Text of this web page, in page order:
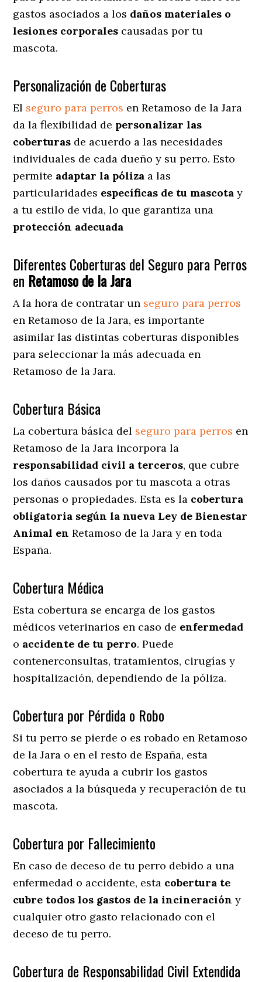
gastos asociados a los daños materiales o
lesiones corporales causadas por tu
mascota.
Personalización de Coberturas
El seguro para perros en Retamoso de la Jara
da la flexibilidad de personalizar las
coberturas de acuerdo a las necesidades
individuales de cada dueño y su perro. Esto
permite adaptar la póliza a las
particularidades específicas de tu mascota y
a tu estilo de vida, lo que garantiza una
protección adecuada
Diferentes Coberturas del Seguro para Perros
en Retamoso de la Jara
A la hora de contratar un seguro para perros
en Retamoso de la Jara, es importante
asimilar las distintas coberturas disponibles
para seleccionar la más adecuada en
Retamoso de la Jara.
Cobertura Básica
La cobertura básica del seguro para perros en
Retamoso de la Jara incorpora la
responsabilidad civil a terceros, que cubre
los daños causados por tu mascota a otras
personas o propiedades. Esta es la cobertura
obligatoria según la nueva Ley de Bienestar
Animal enRetamoso de la Jara y en toda
España.
Cobertura Médica
Esta cobertura se encarga de los gastos
médicos veterinarios en caso de enfermedad
o accidente de tu perro. Puede
contenerconsultas, tratamientos, cirugías y
hospitalización, dependiendo de la póliza.
Cobertura por Pérdida o Robo
Si tu perro se pierde o es robado en Retamoso
de la Jara o en el resto de España, esta
cobertura te ayuda a cubrir los gastos
asociados a la búsqueda y recuperación de tu
mascota.
Cobertura por Fallecimiento
En caso de deceso de tu perro debido a una
enfermedad o accidente, esta cobertura te
cubre todos los gastos de la incineración y
cualquier otro gasto relacionado con el
deceso de tu perro.
Cobertura de Responsabilidad Civil Extendida